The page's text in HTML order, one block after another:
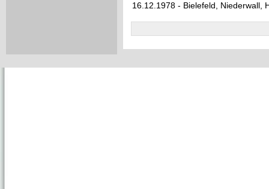
16.12.1978 - Bielefeld, Niederwall,